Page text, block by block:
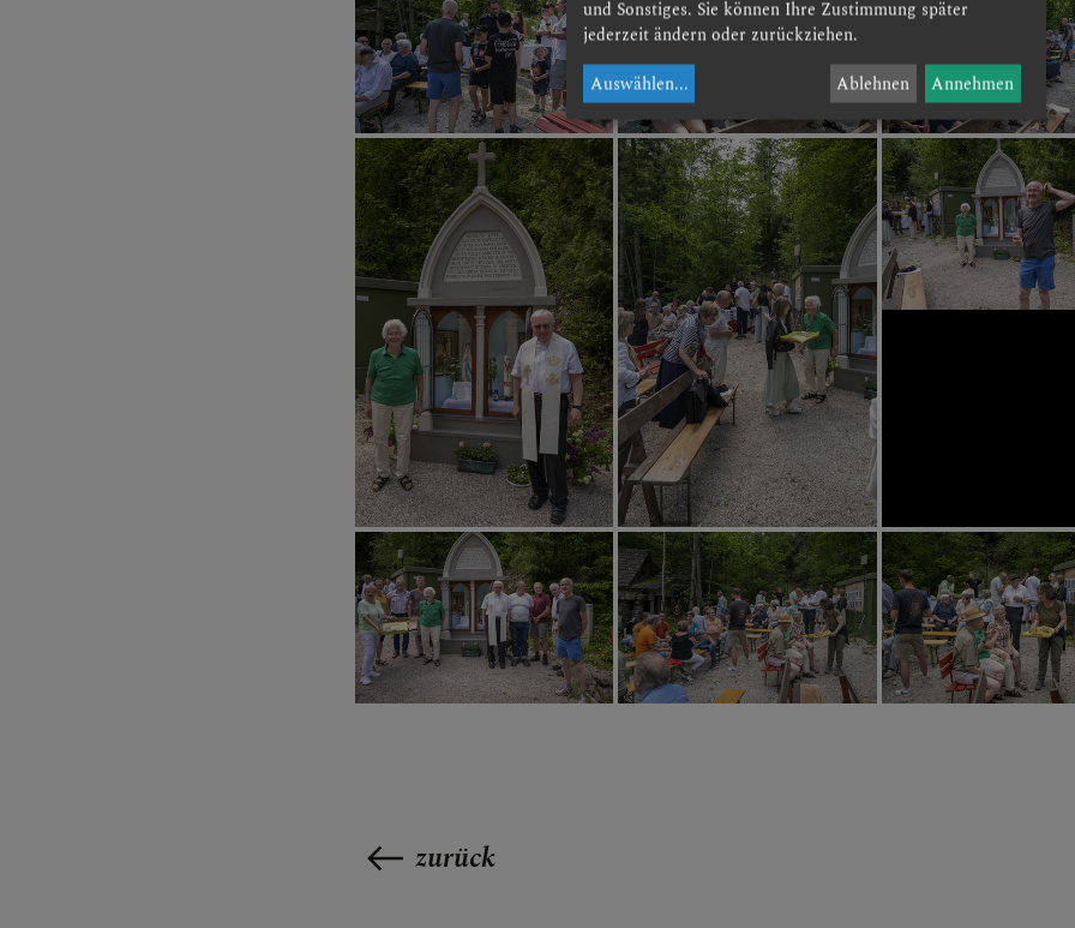
zurück
und Sonstiges. Sie können Ihre Zustimmung später
jederzeit ändern oder zurückziehen.
Auswählen... Ablehnen Annehmen